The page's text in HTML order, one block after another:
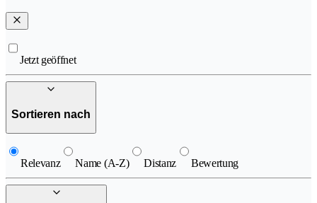
Jetzt geöffnet
Sortieren nach
Relevanz Name (A-Z) Distanz Bewertung